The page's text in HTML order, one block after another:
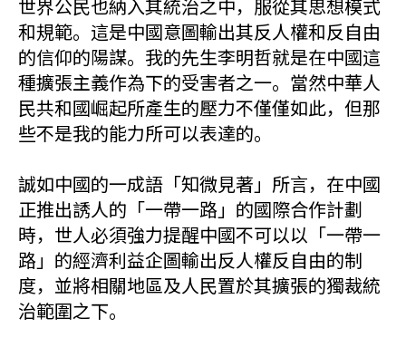
世界公民也納入其統治之中，服從其思想模式
和規範。這是中國意圖輸出其反人權和反自由
的信仰的陽謀。我的先生李明哲就是在中國這
種擴張主義作為下的受害者之一。當然中華人
民共和國崛起所產生的壓力不僅僅如此，但那
些不是我的能力所可以表達的。
誠如中國的一成語「知微見著」所言，在中國
正推出誘人的「一帶一路」的國際合作計劃
時，世人必須強力提醒中國不可以以「一帶一
路」的經濟利益企圖輸出反人權反自由的制
度，並將相關地區及人民置於其擴張的獨裁統
治範圍之下。